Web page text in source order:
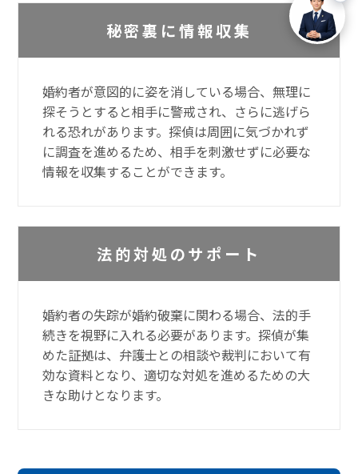
秘密裏に情報収集
婚約者が意図的に姿を消している場合、無理に
探そうとすると相手に警戒され、さらに逃げら
れる恐れがあります。探偵は周囲に気づかれず
に調査を進めるため、相手を刺激せずに必要な
情報を収集することができます。
法的対処のサポート
婚約者の失踪が婚約破棄に関わる場合、法的手
続きを視野に入れる必要があります。探偵が集
めた証拠は、弁護士との相談や裁判において有
効な資料となり、適切な対処を進めるための大
きな助けとなります。